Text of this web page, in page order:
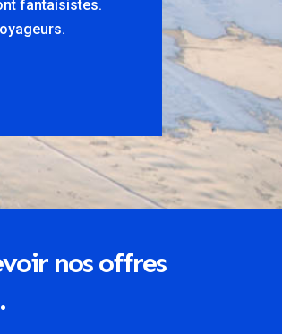
fantaisistes.
nos offres